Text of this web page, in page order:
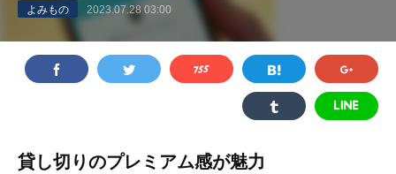
よみもの 2023.07.28 03:00
貸し切りのプレミアム感が魅力